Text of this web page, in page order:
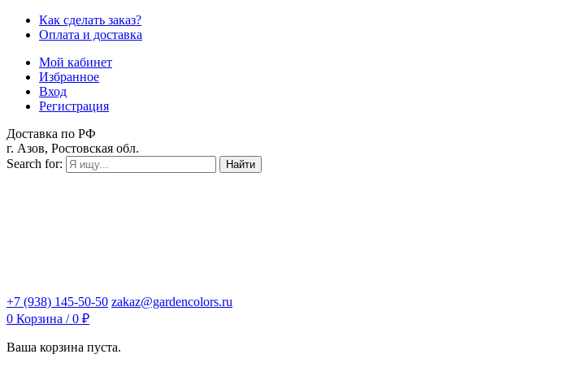
Как сделать заказ?
Оплата и доставка
Мой кабинет
Избранное
Вход
Регистрация
Доставка по РФ
г. Азов, Ростовская обл.
Search for:
Найти
+7 (938) 145-50-50 zakaz@gardencolors.ru
0 Корзина /0 ₽
Ваша корзина пуста.